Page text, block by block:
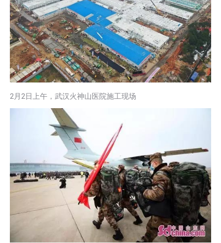
2月2日上午，武汉火神山医院施工现场